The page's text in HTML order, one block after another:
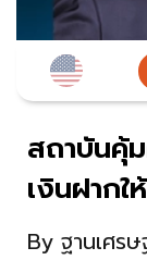
สถาบันคุ้
เงินฝากใ
By ฐานเศร